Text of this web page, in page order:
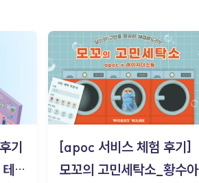
기
스
[apoc 서비스 체험 후기]
모꼬의 고민세탁소_황수아